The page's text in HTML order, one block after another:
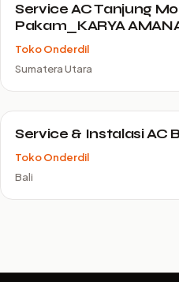
Service AC Tanjung
Pakam_KARYA
Toko Onderdil
Sumatera Utara
Service & Instalasi AC
Toko Onderdil
Bali